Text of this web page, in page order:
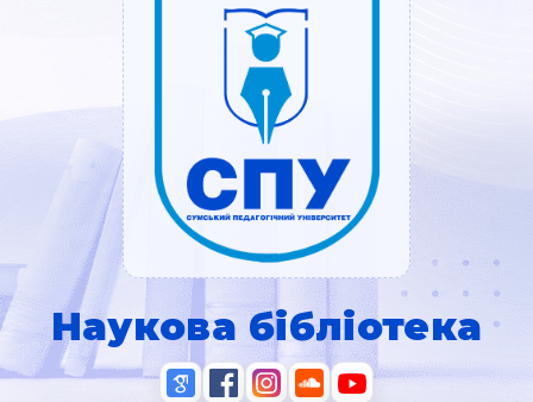
Наукова бібліотека